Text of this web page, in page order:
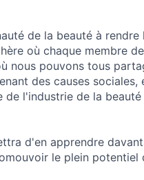
de la beauté à
où chaque membre
nous pouvons tous
des causes sociales,
de l'industrie de la
d'en apprendre
le plein potentiel